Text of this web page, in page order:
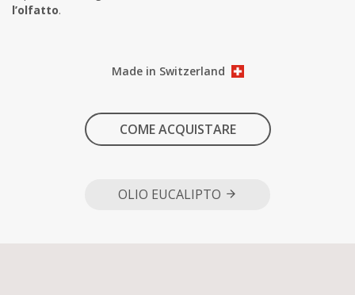
l’olfatto.
Made in Switzerland
COME ACQUISTARE
OLIO EUCALIPTO